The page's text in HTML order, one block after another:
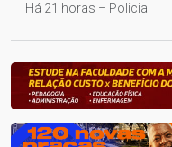
Há 21 horas – Policial